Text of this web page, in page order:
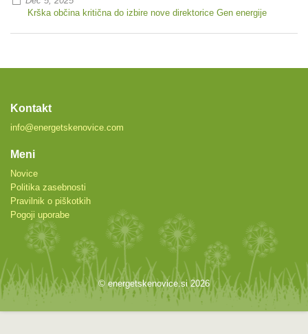
Krška občina kritična do izbire nove direktorice Gen energije
Kontakt
info@energetskenovice.com
Meni
Novice
Politika zasebnosti
Pravilnik o piškotkih
Pogoji uporabe
© energetskenovice.si 2026